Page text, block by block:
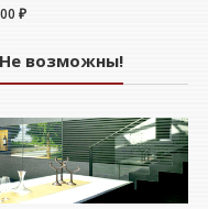
₽
возможны!